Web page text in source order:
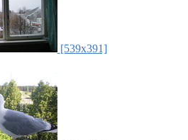
[539x391]